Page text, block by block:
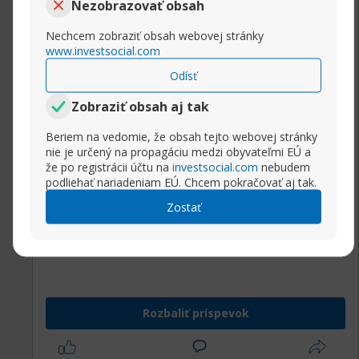
Nezobrazovať obsah
Nechcem zobraziť obsah webovej stránky
www.investsocial.com
Odísť
Zobraziť obsah aj tak
Beriem na vedomie, že obsah tejto webovej stránky
nie je určený na propagáciu medzi obyvateľmi EÚ a
že po registrácii účtu na investsocial.com nebudem
podliehať nariadeniam EÚ. Chcem pokračovať aj tak.
Zostať
creek cast. Kathy griffin.
http://miupsik.ru/forums/showthread.php?
tid=150358
https://forumhellas.freha.pl/showthread.php?
tid=30589
https://australianweddingforum.com/w...php?
https://www.kenpoguy.com/
https://gignaja.com/index.php?
topic=42521.new#new
http://www.exaplexsar.us/
tid=60457
https://qualityprogamer.de/forum/sho...php?
tid=186123
Rozbaliť príspevok